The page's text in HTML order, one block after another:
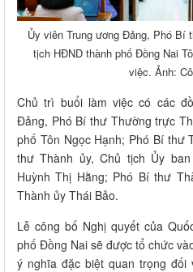
Ủy viên Trung ương Đảng, Phó Bí
tịch HĐND thành phố Đồng Nai
việc. Ảnh:
Chủ trì buổi làm việc có các
Đảng, Phó Bí thư Thường trực
phố Tôn Ngọc Hạnh; Phó Bí thư
thư Thành ủy, Chủ tịch Ủy
Huỳnh Thị Hằng; Phó Bí thư
Thành ủy Thái Bảo.
Lễ công bố Nghị quyết của
phố Đồng Nai sẽ được tổ chức
ý nghĩa đặc biệt quan trọng